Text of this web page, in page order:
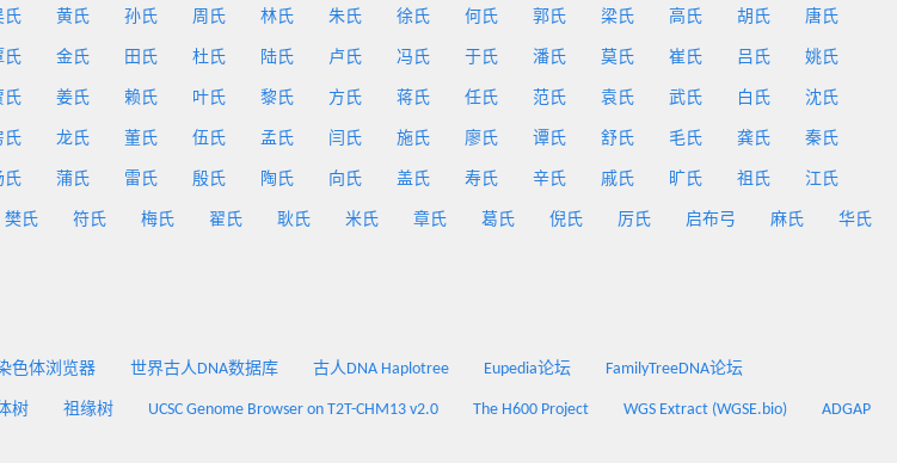
氏 黄氏 孙氏 周氏 林氏 朱氏 徐氏 何氏 郭氏 梁氏 高氏 胡氏 唐氏
氏 金氏 田氏 杜氏 陆氏 卢氏 冯氏 于氏 潘氏 莫氏 崔氏 吕氏 姚氏
氏 姜氏 赖氏 叶氏 黎氏 方氏 蒋氏 任氏 范氏 袁氏 武氏 白氏 沈氏
氏 龙氏 董氏 伍氏 孟氏 闫氏 施氏 廖氏 谭氏 舒氏 毛氏 龚氏 秦氏
氏 蒲氏 雷氏 殷氏 陶氏 向氏 盖氏 寿氏 辛氏 戚氏 旷氏 祖氏 江氏
樊氏 符氏 梅氏 翟氏 耿氏 米氏 章氏 葛氏 倪氏 厉氏 启布弓 麻氏 华氏
色体浏览器 世界古人DNA数据库 古人DNA Haplotree Eupedia论坛 FamilyTreeDNA论坛
树 祖缘树 UCSC Genome Browser on T2T-CHM13 v2.0 The H600 Project WGS Extract (WGSE.bio) ADGAP